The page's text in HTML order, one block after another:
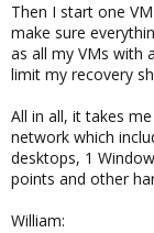
Then I start one
make sure
as all my VMs with
limit my recovery
All in all, it takes
network which
desktops, 1
points and other
William: